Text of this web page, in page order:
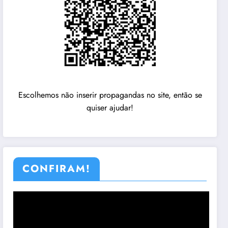
Escolhemos não inserir propagandas no site, então se
quiser ajudar!
CONFIRAM!